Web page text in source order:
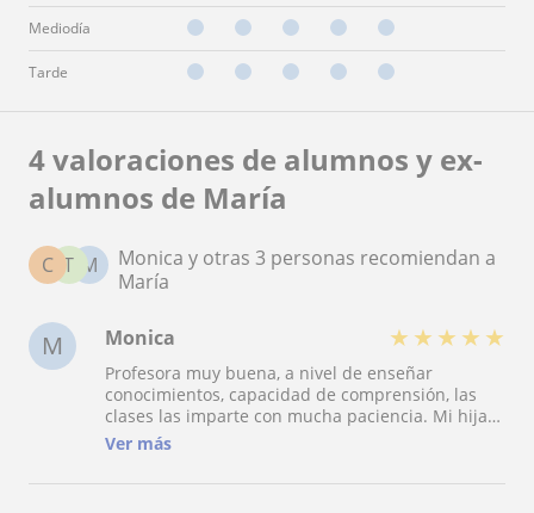
Mediodía
Tarde
4 valoraciones de alumnos y ex-
alumnos de María
M
T
C
Monica y otras 3 personas recomiendan a
María
M Monica ★ ★ ★ ★ ★
Profesora muy buena, a nivel de enseñar
conocimientos, capacidad de comprensión, las
clases las imparte con mucha paciencia. Mi hija
ha aprobado las matemáticas, y es más las
Gracias por el estupendo trabajo
Ver más